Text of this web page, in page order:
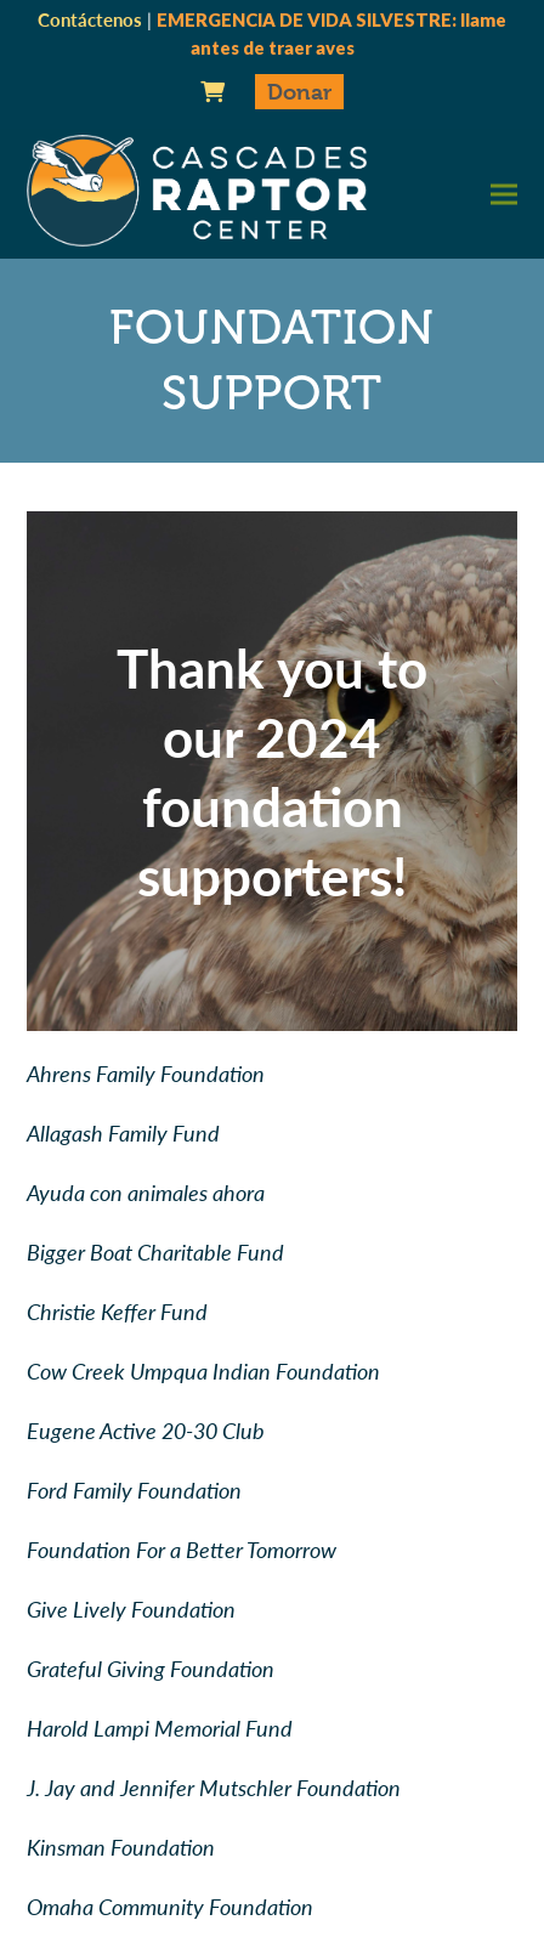
Contáctenos | EMERGENCIA DE VIDA SILVESTRE: llame
antes de traer aves
Donar
FOUNDATION
SUPPORT
Thank you to
our 2024
foundation
supporters!
Ahrens Family Foundation
Allagash Family Fund
Ayuda con animales ahora
Bigger Boat Charitable Fund
Christie Keffer Fund
Cow Creek Umpqua Indian Foundation
Eugene Active 20-30 Club
Ford Family Foundation
Foundation For a Better Tomorrow
Give Lively Foundation
Grateful Giving Foundation
Harold Lampi Memorial Fund
J. Jay and Jennifer Mutschler Foundation
Kinsman Foundation
Omaha Community Foundation